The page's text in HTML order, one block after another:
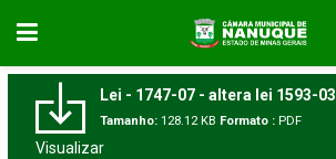
Lei - 1747-07 - altera lei 1593-03
Tamanho: 128.12 KB Formato : PDF
Visualizar